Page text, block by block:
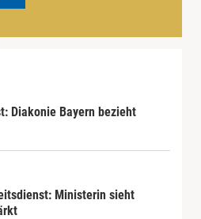
Diakonie Bayern bezieht
Ministerin sieht